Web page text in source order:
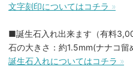
文字刻印についてはコチラ »
■誕生石入れ出来ます（有料
石の大きさ：約1.5mm(ナナコ留
誕生石入れについてはコチラ »